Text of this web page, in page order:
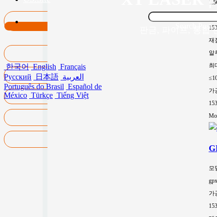
가
재
알
최
가
모
가
한국어 English Français
Русский
日本語 العربية
Português do Brasil Español de
México Türkçe Tiếng Việt
Search Post
판금, 파이프, 통